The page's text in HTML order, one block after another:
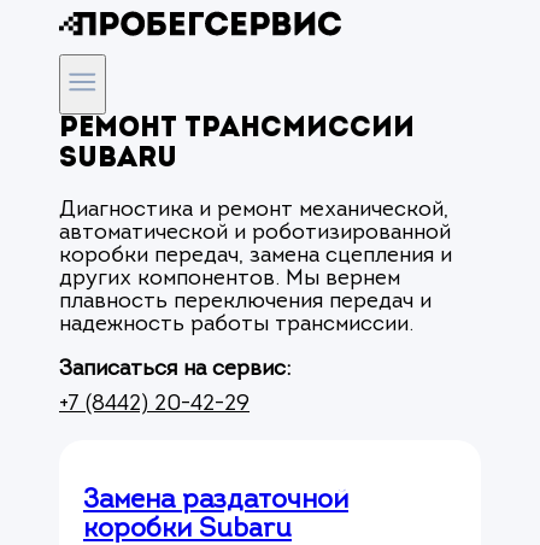
Ремонт трансмиссии
Subaru
Диагностика и ремонт механической,
автоматической и роботизированной
коробки передач, замена сцепления и
других компонентов. Мы вернем
плавность переключения передач и
надежность работы трансмиссии.
Записаться на сервис:
+7 (8442) 20-42-29
Замена раздаточной
коробки Subaru